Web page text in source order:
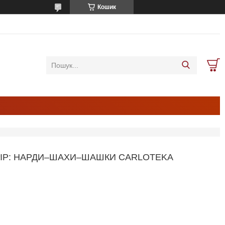
Кошик
НАРДИ–ШАХИ–ШАШКИ CARLOTEKA